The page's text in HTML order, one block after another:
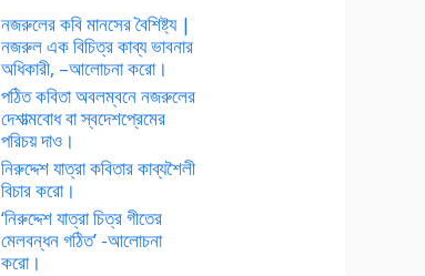
নজরুলের কবি মানসের বৈশিষ্ট্য |
নজরুল এক বিচিত্র কাব্য ভাবনার
অধিকারী, –আলোচনা করো।
পঠিত কবিতা অবলম্বনে নজরুলের
দেশাত্মবোধ বা স্বদেশপ্রেমের
পরিচয় দাও।
নিরুদ্দেশ যাত্রা কবিতার কাব্যশৈলী
বিচার করো।
‘নিরুদ্দেশ যাত্রা চিত্র গীতের
মেলবন্ধন গঠিত’ -আলোচনা
করো।